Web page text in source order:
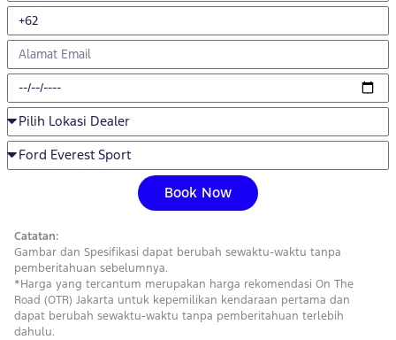
Book Now
Catatan:
Gambar dan Spesifikasi dapat berubah sewaktu-waktu tanpa
pemberitahuan sebelumnya.
*Harga yang tercantum merupakan harga rekomendasi On The
Road (OTR) Jakarta untuk kepemilikan kendaraan pertama dan
dapat berubah sewaktu-waktu tanpa pemberitahuan terlebih
dahulu.